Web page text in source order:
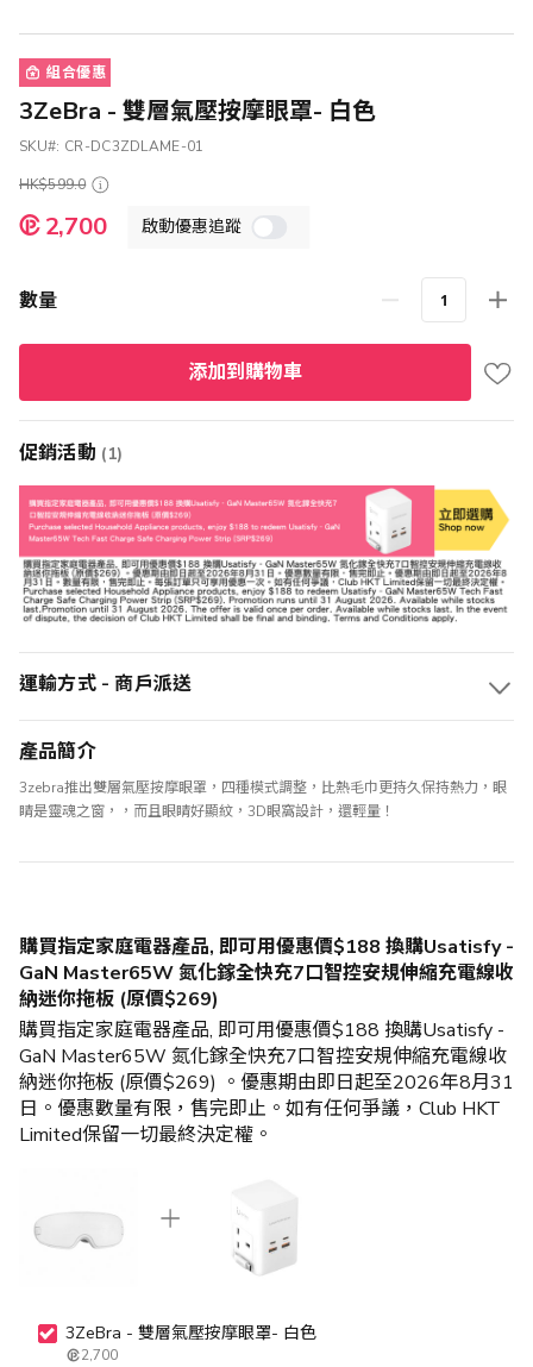
組合優惠
3ZeBra - 雙層氣壓按摩眼罩- 白色
SKU
CR-DC3ZDLAME-01
HK$599.0
特
殊
啟動優惠追蹤
2,700
數量
添加到購物車
促銷活動 (1)
運輸方式 - 商戶派送
產品簡介
3zebra推出雙層氣壓按摩眼罩，四種模式調整，比熱毛巾更持久保持熱力，眼
睛是靈魂之窗，，而且眼睛好顯紋，3D眼窩設計，還輕量！
購買指定家庭電器產品, 即可用優惠價$188 換購Usatisfy -
GaN Master65W 氮化鎵全快充7口智控安規伸縮充電線收
納迷你拖板 (原價$269)
購買指定家庭電器產品, 即可用優惠價$188 換購Usatisfy -
GaN Master65W 氮化鎵全快充7口智控安規伸縮充電線收
納迷你拖板 (原價$269) 。優惠期由即日起至2026年8月31
日。優惠數量有限，售完即止。如有任何爭議，Club HKT
Limited保留一切最終決定權。
3ZeBra - 雙層氣壓按摩眼罩- 白色
2,700